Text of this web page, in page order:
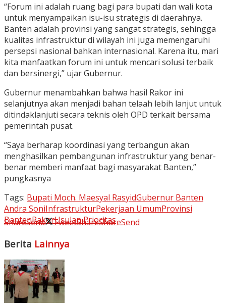
“Forum ini adalah ruang bagi para bupati dan wali kota
untuk menyampaikan isu-isu strategis di daerahnya.
Banten adalah provinsi yang sangat strategis, sehingga
kualitas infrastruktur di wilayah ini juga memengaruhi
persepsi nasional bahkan internasional. Karena itu, mari
kita manfaatkan forum ini untuk mencari solusi terbaik
dan bersinergi,” ujar Gubernur.
Gubernur menambahkan bahwa hasil Rakor ini
selanjutnya akan menjadi bahan telaah lebih lanjut untuk
ditindaklanjuti secara teknis oleh OPD terkait bersama
pemerintah pusat.
“Saya berharap koordinasi yang terbangun akan
menghasilkan pembangunan infrastruktur yang benar-
benar memberi manfaat bagi masyarakat Banten,”
pungkasnya
Tags: Bupati Moch. Maesyal RasyidGubernur Banten
Andra SoniInfrastrukturPekerjaan UmumProvinsi
BantenRakorUsulan Prioritas
ShareSend TweetShareShareSend
Berita Lainnya